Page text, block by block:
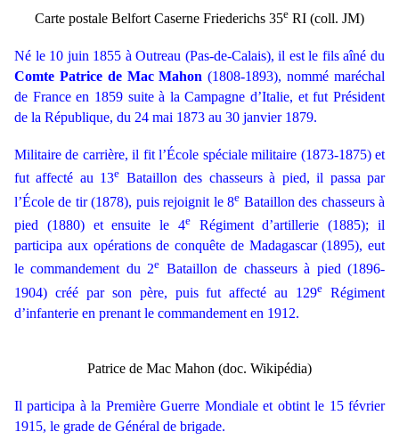
Carte postale Belfort Caserne Friederichs 35e RI (coll. JM)
Né le 10 juin 1855 à Outreau (Pas-de-Calais), il est le fils aîné du
Comte Patrice de Mac Mahon (1808-1893), nommé maréchal
de France en 1859 suite à la Campagne d’Italie, et fut Président
de la République, du 24 mai 1873 au 30 janvier 1879.
Militaire de carrière, il fit l’École spéciale militaire (1873-1875) et
fut affecté au 13e Bataillon des chasseurs à pied, il passa par
l’École de tir (1878), puis rejoignit le 8e Bataillon des chasseurs à
pied (1880) et ensuite le 4eRégiment d’artillerie (1885); il
participa aux opérations de conquête de Madagascar (1895), eut
le commandement du 2e Bataillon de chasseurs à pied (1896-
1904) créé par son père, puis fut affecté au 129e Régiment
d’infanterie en prenant le commandement en 1912.
Patrice de Mac Mahon (doc. Wikipédia)
Il participa à la Première Guerre Mondiale et obtint le 15 février
1915, le grade de Général de brigade.